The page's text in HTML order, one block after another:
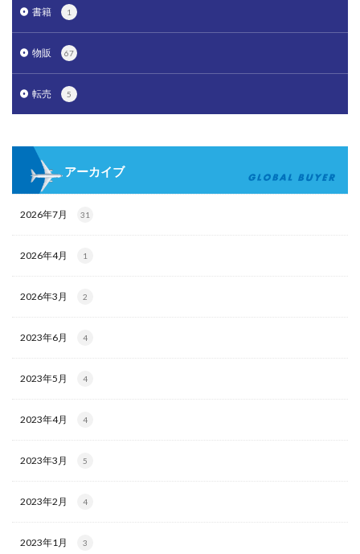
書籍 1
物販 67
転売 5
アーカイブ
2026年7月 31
2026年4月 1
2026年3月 2
2023年6月 4
2023年5月 4
2023年4月 4
2023年3月 5
2023年2月 4
2023年1月 3